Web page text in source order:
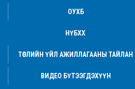
ОУХБ
НҮБХХ
ТӨСЛИЙН ҮЙЛ АЖИЛЛАГААНЫ ТАЙЛАН
ВИДЕО БҮТЭЭГДЭХҮҮН